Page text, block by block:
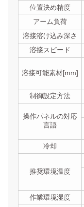
位置決め精度
アーム負荷
溶接溶け込み深さ
溶接スピード
溶接可能素材[mm]
制御設定方法
操作パネルの対応
言語
冷却
推奨環境温度
作業環境湿度